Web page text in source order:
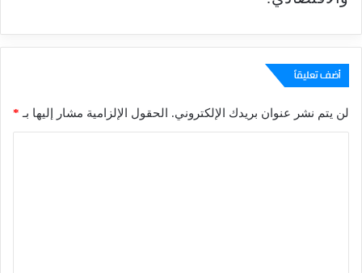
أضف تعليقاً
لن يتم نشر عنوان بريدك الإلكتروني. الحقول الإلزامية مشار إليها بـ *